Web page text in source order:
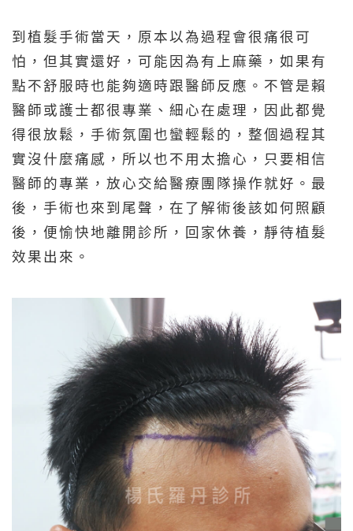
到植髮手術當天，原本以為過程會很痛很可
怕，但其實還好，可能因為有上麻藥，如果有
點不舒服時也能夠適時跟醫師反應。不管是賴
醫師或護士都很專業、細心在處理，因此都覺
得很放鬆，手術氛圍也蠻輕鬆的，整個過程其
實沒什麼痛感，所以也不用太擔心，只要相信
醫師的專業，放心交給醫療團隊操作就好。最
後，手術也來到尾聲，在了解術後該如何照顧
後，便愉快地離開診所，回家休養，靜待植髮
效果出來。